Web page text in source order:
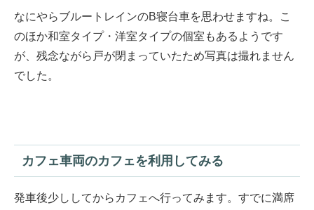
なにやらブルートレインのB寝台車を思わせますね。こ
のほか和室タイプ・洋室タイプの個室もあるようです
が、残念ながら戸が閉まっていたため写真は撮れません
でした。
カフェ車両のカフェを利用してみる
発車後少ししてからカフェへ行ってみます。すでに満席